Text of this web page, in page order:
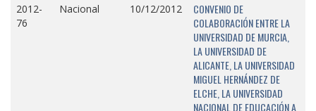
2012-
76
Nacional 10/12/2012
CONVENIO DE
COLABORACIÓN ENTRE LA
UNIVERSIDAD DE MURCIA,
LA UNIVERSIDAD DE
ALICANTE, LA UNIVERSIDAD
MIGUEL HERNÁNDEZ DE
ELCHE, LA UNIVERSIDAD
NACIONAL DE EDUCACIÓN A